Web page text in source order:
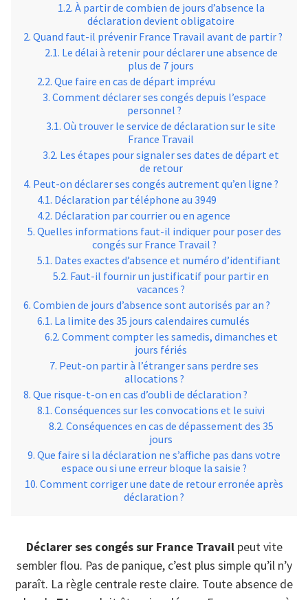
À partir de combien de jours d’absence la
déclaration devient obligatoire
Quand faut-il prévenir France Travail avant de partir ?
Le délai à retenir pour déclarer une absence de
plus de 7 jours
Que faire en cas de départ imprévu
Comment déclarer ses congés depuis l’espace
personnel ?
Où trouver le service de déclaration sur le site
France Travail
Les étapes pour signaler ses dates de départ et
de retour
Peut-on déclarer ses congés autrement qu’en ligne ?
Déclaration par téléphone au 3949
Déclaration par courrier ou en agence
Quelles informations faut-il indiquer pour poser des
congés sur France Travail ?
Dates exactes d’absence et numéro d’identifiant
Faut-il fournir un justificatif pour partir en
vacances ?
Combien de jours d’absence sont autorisés par an ?
La limite des 35 jours calendaires cumulés
Comment compter les samedis, dimanches et
jours fériés
Peut-on partir à l’étranger sans perdre ses
allocations ?
Que risque-t-on en cas d’oubli de déclaration ?
Conséquences sur les convocations et le suivi
Conséquences en cas de dépassement des 35
jours
Que faire si la déclaration ne s’affiche pas dans votre
espace ou si une erreur bloque la saisie ?
Comment corriger une date de retour erronée après
déclaration ?
Déclarer ses congés sur France Travailpeut vite
sembler flou. Pas de panique, c’est plus simple qu’il n’y
paraît. La règle centrale reste claire. Toute absence de